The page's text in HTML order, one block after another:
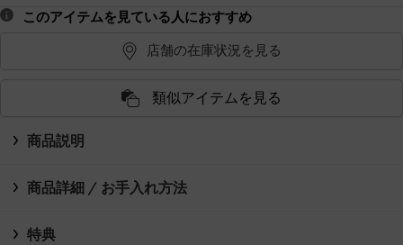
このアイテムを見ている人におすすめ
店舗の在庫状況を見る
類似アイテムを見る
商品説明
商品詳細 / お手入れ方法
特典